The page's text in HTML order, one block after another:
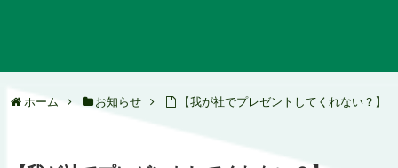
ホーム お知らせ 【我が社でプレゼントしてくれない？】